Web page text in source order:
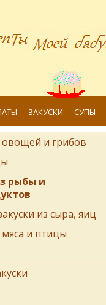
ЗАКУСКИ СУПЫ
овощей и грибов
рыбы и
из сыра, яиц
мяса и птицы